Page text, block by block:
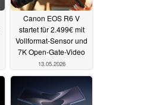
Canon EOS R6 V
startet für 2.499€ mit
Vollformat-Sensor und
7K Open-Gate-Video
13.05.2026